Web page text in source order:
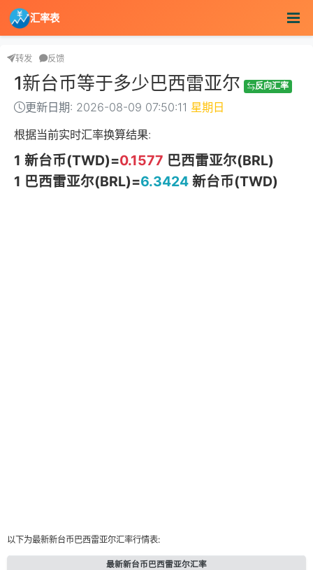
汇率表
转发 反馈
1新台币等于多少巴西雷亚尔 反向汇率
更新日期: 2026-08-09 07:50:11 星期日
根据当前实时汇率换算结果:
1 新台币(TWD)=0.1577 巴西雷亚尔(BRL)
1 巴西雷亚尔(BRL)=6.3424新台币(TWD)
以下为最新新台币巴西雷亚尔汇率行情表:
最新新台币巴西雷亚尔汇率